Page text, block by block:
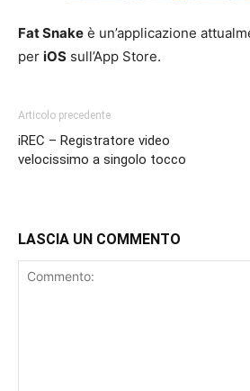
Fat Snake è un’applicazione
per iOS sull’App Store.
Articolo precedente
iREC – Registratore video
velocissimo a singolo tocco
LASCIA UN COMMENTO